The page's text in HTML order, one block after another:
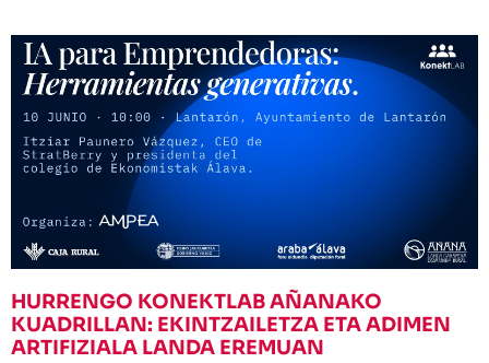
HURRENGO KONEKTLAB AÑANAKO
KUADRILLAN: EKINTZAILETZA ETA ADIMEN
ARTIFIZIALA LANDA EREMUAN